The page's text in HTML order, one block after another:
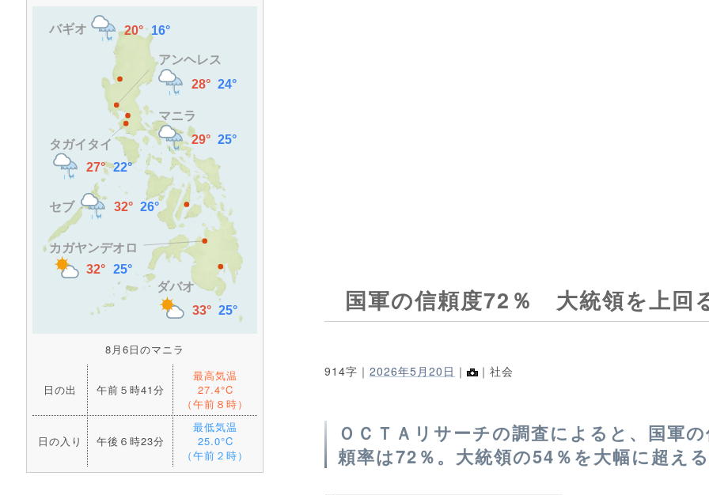
8月6日のマニラ
日の出 午前５時41分
最高気温
27.4°C
（午前８時）
日の入り 午後６時23分
最低気温
25.0°C
（午前２時）
国軍の信頼度72％ 大統領を上回
914字｜ 2026年5月20日 ｜ ｜社会
ＯＣＴＡリサーチの調査によると、国軍
頼率は72％。大統領の54％を大幅に超える